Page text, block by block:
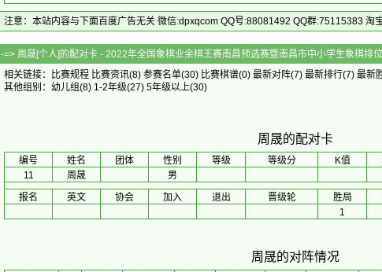
注意：本站内容与下面百度广告无关 微信:dpxqcom QQ号:88081492 QQ群:75115383 淘
-=> 周晟[个人]的配对卡 - 2022年全国象棋业余棋王赛南昌预选赛暨南昌市中小学生象
相关链接：
比赛规程 比赛资讯(8) 参赛名单(30) 比赛棋谱(0) 最新对阵(7) 最新排行(7) 最新
其他组别： 幼儿组(8) 1-2年级(27) 5年级以上(30)
周晟的配对卡
编号 姓名 团体 性别 等级 等级分 K值
11
周晟 男
报名
英文 协会 加入 退出 晋级轮 胜局
1
周晟的对阵情况